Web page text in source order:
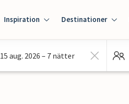
Inspiration Destinationer
15 aug. 2026 – 7 nätter